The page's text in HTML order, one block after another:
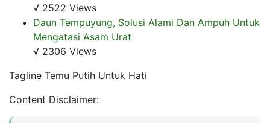
√ 2522 Views
Daun Tempuyung, Solusi Alami Dan Ampuh Untuk
Mengatasi Asam Urat
√ 2306 Views
Tagline Temu Putih Untuk Hati
Content Disclaimer: